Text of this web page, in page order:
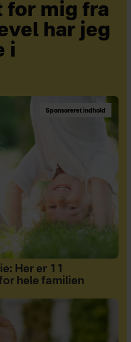
for mig fra
har jeg
i
Sponsoreret indhold
Her er 11
hele familien